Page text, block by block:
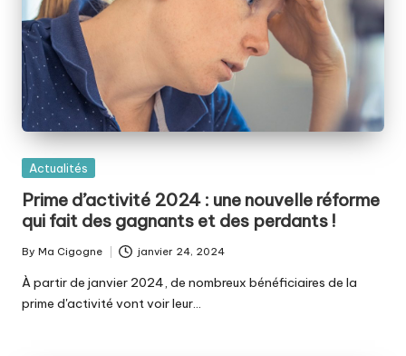
Posted
Actualités
Prime d’activité 2024 : une nouvelle réforme
qui fait des gagnants et des perdants !
Posted
by
By Ma Cigogne janvier 24, 2024
À partir de janvier 2024, de nombreux bénéficiaires de la
prime d'activité vont voir leur…